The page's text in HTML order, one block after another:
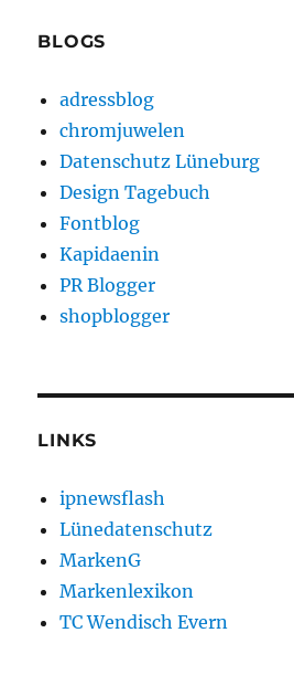
BLOGS
adressblog
chromjuwelen
Datenschutz Lüneburg
Design Tagebuch
Fontblog
Kapidaenin
PR Blogger
shopblogger
LINKS
ipnewsflash
Lünedatenschutz
MarkenG
Markenlexikon
TC Wendisch Evern